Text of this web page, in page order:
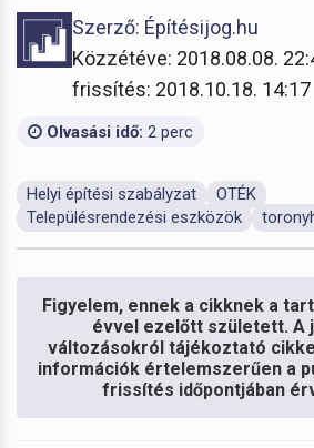
Szerző: Építésijog.hu
Közzétéve: 2018.08.08.
frissítés: 2018.10.18. 14:17
Olvasási idő: 2 perc
Helyi építési szabályzat
OTÉK
Településrendezési eszközök
Figyelem, ennek a cikknek a
évvel ezelőtt született. A
változásokról tájékoztató
információk értelemszerűen a
frissítés időpontjában